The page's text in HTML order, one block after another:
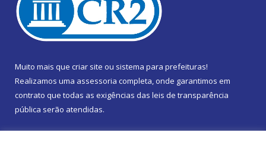
Muito mais que criar site ou sistema para prefeituras!
Realizamos uma assessoria completa, onde garantimos em
contrato que todas as exigências das leis de transparência
pública serão atendidas.